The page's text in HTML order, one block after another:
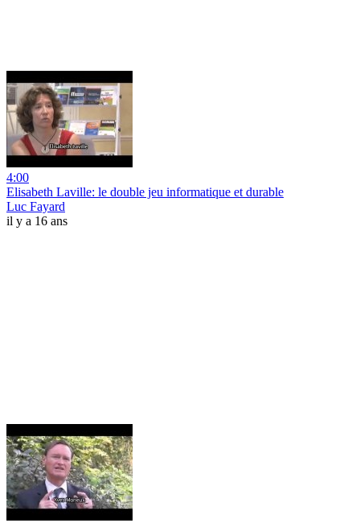
4:00
Elisabeth Laville: le double jeu informatique et durable
Luc Fayard
il y a 16 ans